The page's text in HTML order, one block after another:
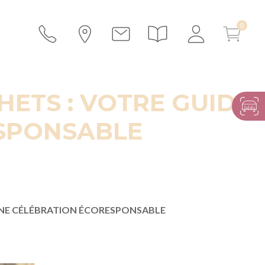
: VOTRE GUIDE
CÉLÉBRATION ÉCORESPONSABLE